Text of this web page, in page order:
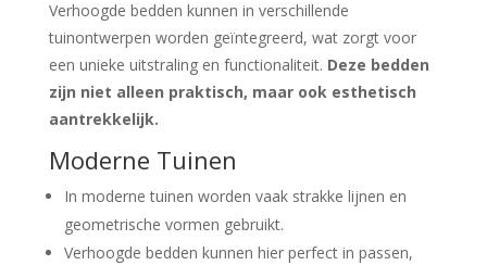
Verhoogde bedden kunnen in verschillende
tuinontwerpen worden geïntegreerd, wat zorgt voor
een unieke uitstraling en functionaliteit. Deze bedden
zijn niet alleen praktisch, maar ook esthetisch
aantrekkelijk.
Moderne Tuinen
In moderne tuinen worden vaak strakke lijnen en
geometrische vormen gebruikt.
Verhoogde bedden kunnen hier perfect in passen,